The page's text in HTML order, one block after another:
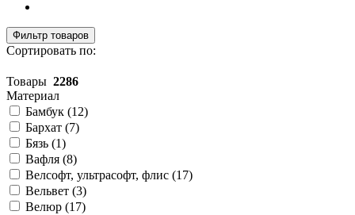
Фильтр товаров
Сортировать по:
Товары 2286
Материал
Бамбук (12)
Бархат (7)
Бязь (1)
Вафля (8)
Велсофт, ультрасофт, флис (17)
Вельвет (3)
Велюр (17)